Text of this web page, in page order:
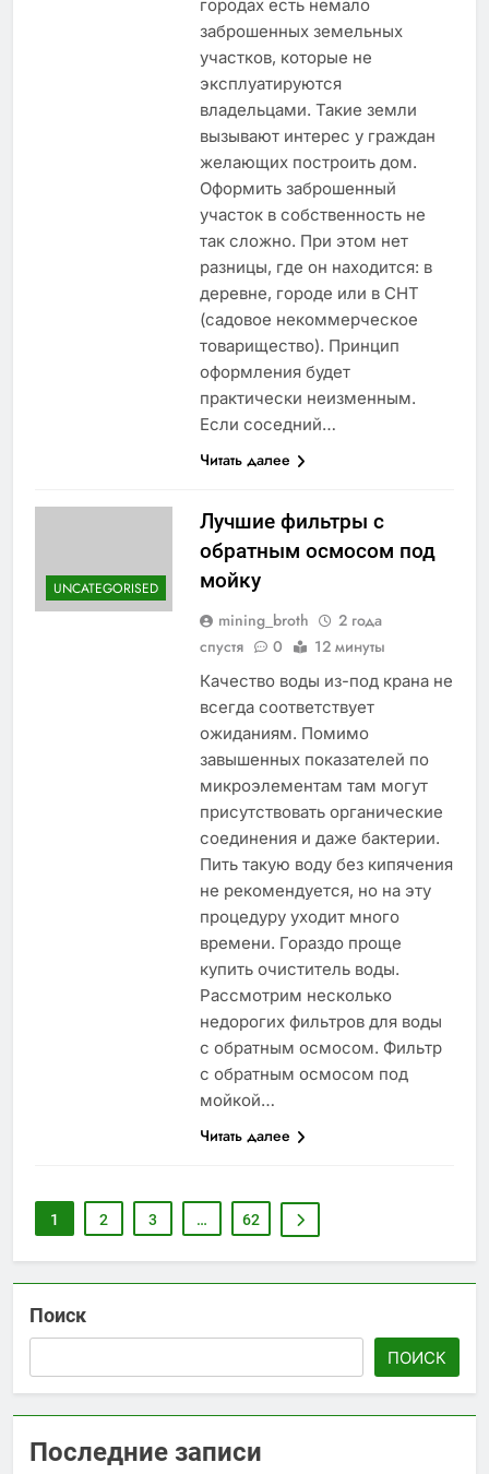
городах есть немало
заброшенных земельных
участков, которые не
эксплуатируются
владельцами. Такие земли
вызывают интерес у граждан
желающих построить дом.
Оформить заброшенный
участок в собственность не
так сложно. При этом нет
разницы, где он находится: в
деревне, городе или в СНТ
(садовое некоммерческое
товарищество). Принцип
оформления будет
практически неизменным.
Если соседний…
Читать далее
UNCATEGORISED
Лучшие фильтры с
обратным осмосом под
мойку
mining_broth
2 года
спустя
0 12 минуты
Качество воды из-под крана не
всегда соответствует
ожиданиям. Помимо
завышенных показателей по
микроэлементам там могут
присутствовать органические
соединения и даже бактерии.
Пить такую воду без кипячения
не рекомендуется, но на эту
процедуру уходит много
времени. Гораздо проще
купить очиститель воды.
Рассмотрим несколько
недорогих фильтров для воды
с обратным осмосом. Фильтр
с обратным осмосом под
мойкой…
Читать далее
1 2 3 … 62
Поиск
ПОИСК
Последние записи